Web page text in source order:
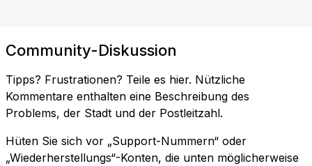
Community-Diskussion
Tipps? Frustrationen? Teile es hier. Nützliche
Kommentare enthalten eine Beschreibung des
Problems, der Stadt und der Postleitzahl.
Hüten Sie sich vor „Support-Nummern“ oder
„Wiederherstellungs“-Konten, die unten möglicherweise